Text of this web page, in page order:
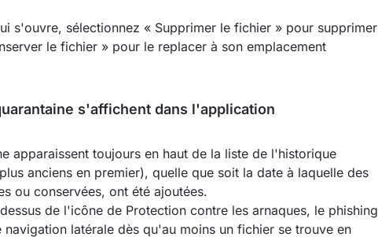
s'ouvre, sélectionnez « Supprimer le fichier » pour supprimer
le fichier » pour le replacer à son emplacement
s'affichent dans l'application
apparaissent toujours en haut de la liste de l'historique
anciens en premier), quelle que soit la date à laquelle des
ou conservées, ont été ajoutées.
de l'icône de Protection contre les arnaques, le phishing
latérale dès qu'au moins un fichier se trouve en